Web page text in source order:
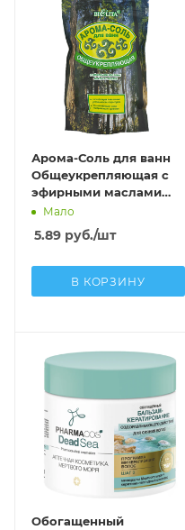
Арома-Соль для ванн
Общеукрепляющая с
эфирными маслами
пихты и тимьяна
Мало
5.89 руб./шт
В КОРЗИНУ
Обогащенный